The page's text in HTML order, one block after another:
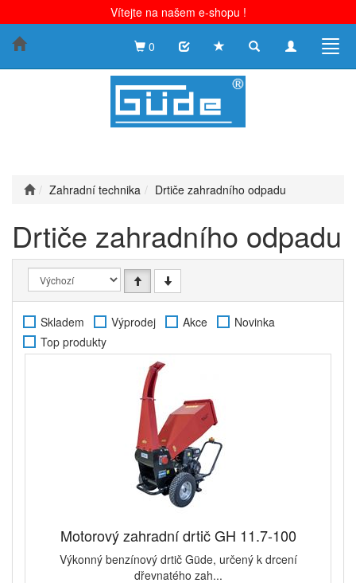
Vítejte na našem e-shopu !
Toggle
Toggle
0
Zahradní technika Drtiče zahradního odpadu
Drtiče zahradního odpadu
Skladem Výprodej Akce
Novinka
Top produkty
Motorový zahradní drtič GH 11.7-100
Výkonný benzínový drtič Güde, určený k drcení
dřevnatého zah...